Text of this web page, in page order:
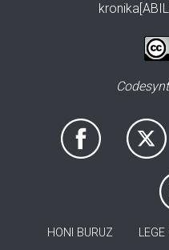
HONI BURUZ